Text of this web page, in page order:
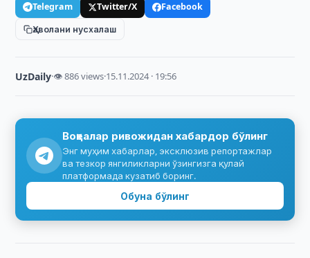
Telegram Twitter/X
Facebook
Ҳаволани нусхалаш
UzDaily·👁 886 views·15.11.2024 · 19:56
Воқеалар ривожидан хабардор бўлинг
Энг муҳим хабарлар, эксклюзив репортажлар
ва тезкор янгиликларни ўзингизга қулай
платформада кузатиб боринг.
Обуна бўлинг